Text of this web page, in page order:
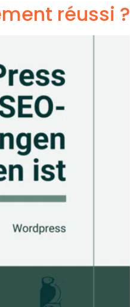
réussi ?